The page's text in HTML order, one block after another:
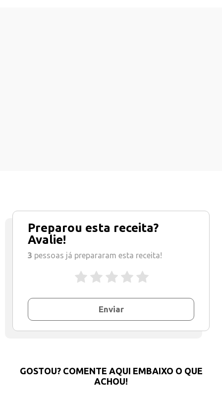
Preparou esta receita?
Avalie!
3 pessoas já prepararam esta receita!
Enviar
GOSTOU? COMENTE AQUI EMBAIXO O QUE
ACHOU!